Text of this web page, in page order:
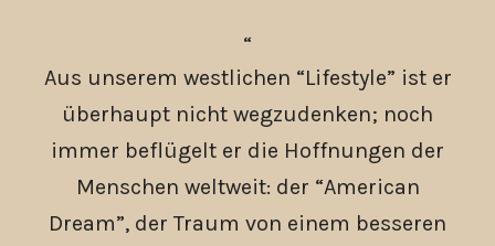
Aus unserem westlichen “Lifestyle” ist er
überhaupt nicht wegzudenken; noch
immer beflügelt er die Hoffnungen der
Menschen weltweit: der “American
Dream”, der Traum von einem besseren